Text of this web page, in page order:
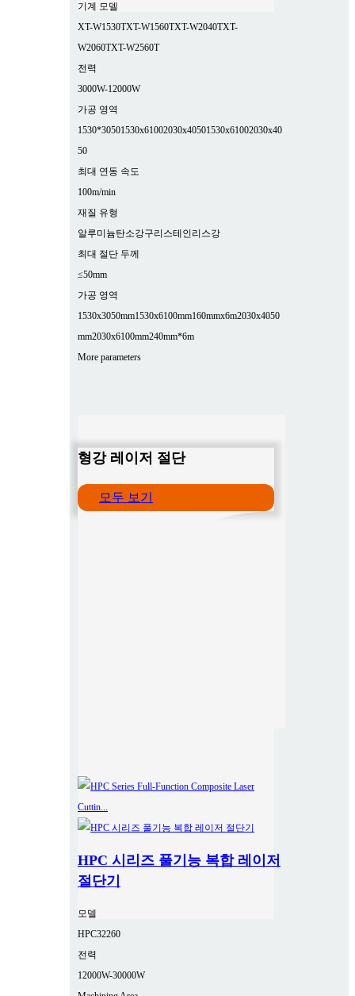
기계 모델
XT-W1530TXT-W1560TXT-W2040TXT-
W2060TXT-W2560T
전력
3000W-12000W
가공 영역
1530*30501530x61002030x40501530x61002030x40
50
최대 연동 속도
100m/min
재질 유형
알루미늄탄소강구리 스테인리스강
최대 절단 두께
≤50mm
가공 영역
1530x3050mm1530x6100mm160mmx6m2030x4050
mm2030x6100mm240mm*6m
More parameters
형강 레이저 절단
모두 보기
HPC 시리즈 풀기능 복합 레이저
절단기
모델
HPC32260
전력
12000W-30000W